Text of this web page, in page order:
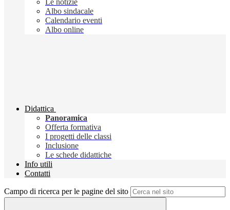
Le notizie
Albo sindacale
Calendario eventi
Albo online
Didattica
Panoramica
Offerta formativa
I progetti delle classi
Inclusione
Le schede didattiche
Info utili
Contatti
Campo di ricerca per le pagine del sito